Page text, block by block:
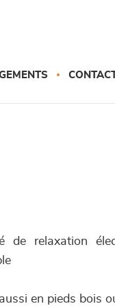
de relaxation
en pieds bois